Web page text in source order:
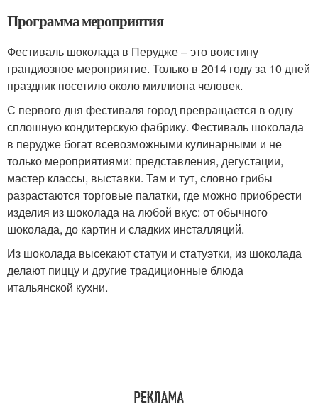
Программа мероприятия
Фестиваль шоколада в Перудже – это воистину
грандиозное мероприятие. Только в 2014 году за 10 дней
праздник посетило около миллиона человек.
С первого дня фестиваля город превращается в одну
сплошную кондитерскую фабрику. Фестиваль шоколада
в перудже богат всевозможными кулинарными и не
только мероприятиями: представления, дегустации,
мастер классы, выставки. Там и тут, словно грибы
разрастаются торговые палатки, где можно приобрести
изделия из шоколада на любой вкус: от обычного
шоколада, до картин и сладких инсталляций.
Из шоколада высекают статуи и статуэтки, из шоколада
делают пиццу и другие традиционные блюда
итальянской кухни.